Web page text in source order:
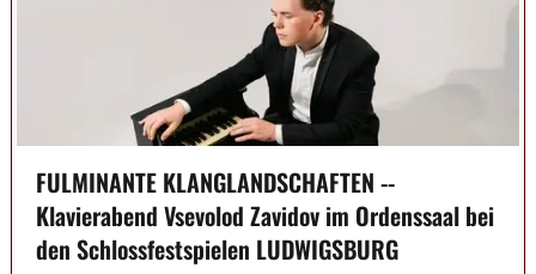
FULMINANTE KLANGLANDSCHAFTEN --
Klavierabend Vsevolod Zavidov im Ordenssaal bei
den Schlossfestspielen LUDWIGSBURG